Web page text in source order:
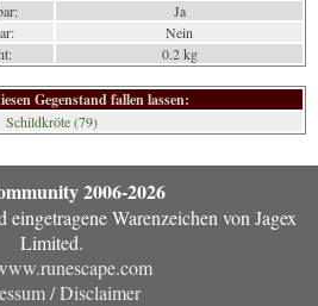
Ja
Nein
0.2 kg
Gegenstand fallen lassen:
Schildkröte (79)
2006-2026
eingetragene Warenzeichen von Jagex
Limited.
/ Disclaimer